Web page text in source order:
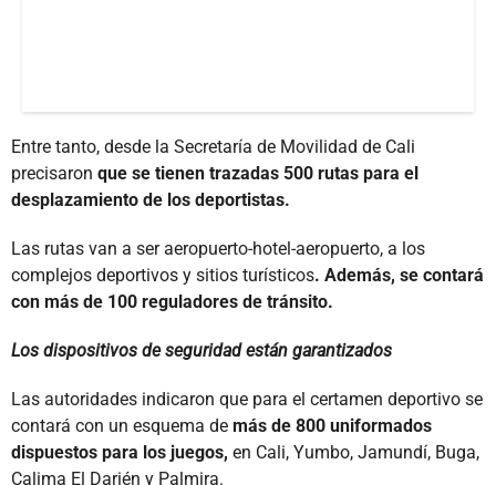
Entre tanto, desde la Secretaría de Movilidad de Cali
precisaron que se tienen trazadas 500 rutas para el
desplazamiento de los deportistas.
Las rutas van a ser aeropuerto-hotel-aeropuerto, a los
complejos deportivos y sitios turísticos. Además, se contará
con más de 100 reguladores de tránsito.
Los dispositivos de seguridad están garantizados
Las autoridades indicaron que para el certamen deportivo se
contará con un esquema de más de 800 uniformados
dispuestos para los juegos, en Cali, Yumbo, Jamundí, Buga,
Calima El Darién y Palmira.